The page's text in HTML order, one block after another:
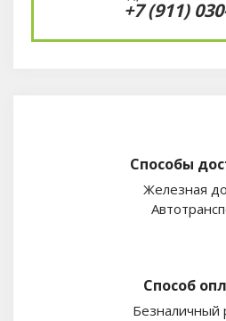
+7 (911)
Способы
Железная
Способ
Безналичный